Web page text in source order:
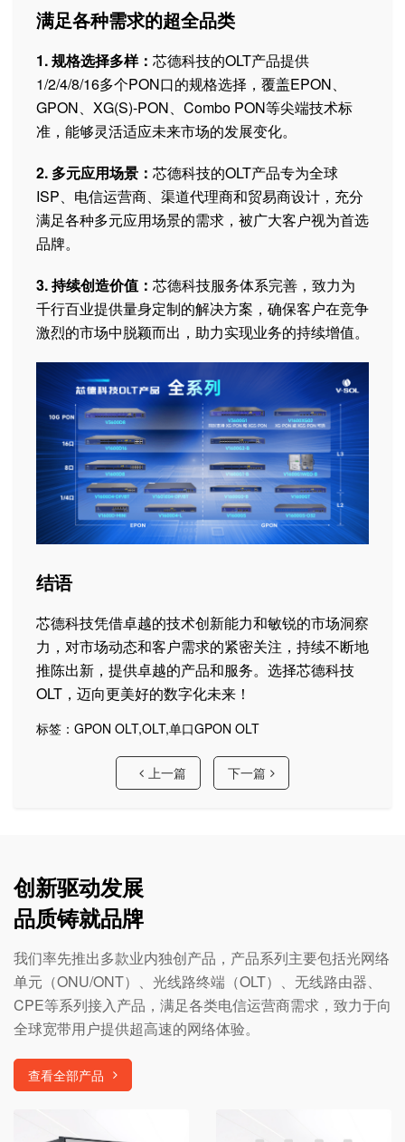
满足各种需求的超全品类
1. 规格选择多样： 芯德科技的OLT产品提供
1/2/4/8/16多个PON口的规格选择，覆盖EPON、
GPON、XG(S)-PON、Combo PON等尖端技术标
准，能够灵活适应未来市场的发展变化。
2. 多元应用场景： 芯德科技的OLT产品专为全球
ISP、电信运营商、渠道代理商和贸易商设计，充分
满足各种多元应用场景的需求，被广大客户视为首选
品牌。
3. 持续创造价值： 芯德科技服务体系完善，致力为
千行百业提供量身定制的解决方案，确保客户在竞争
激烈的市场中脱颖而出，助力实现业务的持续增值。
结语
芯德科技凭借卓越的技术创新能力和敏锐的市场洞察
力，对市场动态和客户需求的紧密关注，持续不断地
推陈出新，提供卓越的产品和服务。选择芯德科技
OLT，迈向更美好的数字化未来！
标签： GPON OLT,OLT,单口GPON OLT
上一篇 下一篇
创新驱动发展
品质铸就品牌
我们率先推出多款业内独创产品，产品系列主要包括光网络
单元（ONU/ONT）、光线路终端（OLT）、无线路由器、
CPE等系列接入产品，满足各类电信运营商需求，致力于向
全球宽带用户提供超高速的网络体验。
查看全部产品